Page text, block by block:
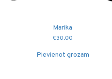
Marika
€30.00
Pievienot grozam